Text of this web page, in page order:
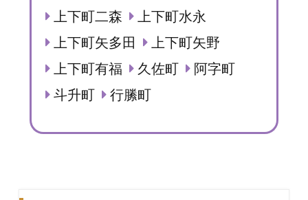
上下町二森
上下町水永
上下町矢多田
上下町矢野
上下町有福
久佐町
阿字町
斗升町
行縢町